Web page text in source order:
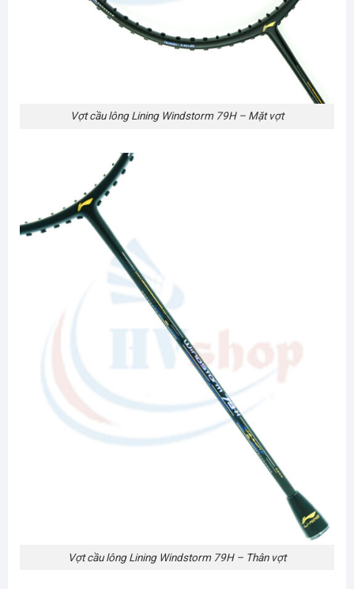
Vợt cầu lông Lining Windstorm 79H – Mặt vợt
Vợt cầu lông Lining Windstorm 79H – Thân vợt